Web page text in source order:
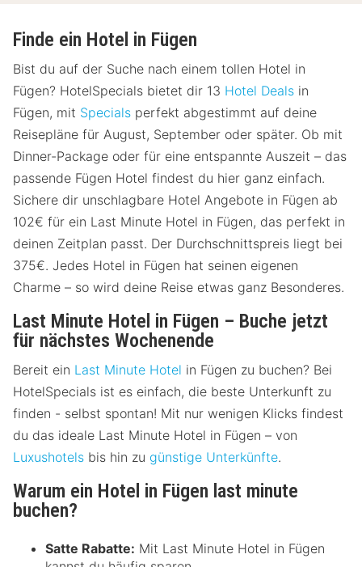
Finde ein Hotel in Fügen
Bist du auf der Suche nach einem tollen Hotel in
Fügen? HotelSpecials bietet dir 13 Hotel Deals in
Fügen, mit Specials perfekt abgestimmt auf deine
Reisepläne für August, September oder später. Ob mit
Dinner-Package oder für eine entspannte Auszeit – das
passende Fügen Hotel findest du hier ganz einfach.
Sichere dir unschlagbare Hotel Angebote in Fügen ab
102€ für ein Last Minute Hotel in Fügen, das perfekt in
deinen Zeitplan passt. Der Durchschnittspreis liegt bei
375€. Jedes Hotel in Fügen hat seinen eigenen
Charme – so wird deine Reise etwas ganz Besonderes.
Last Minute Hotel in Fügen – Buche jetzt
für nächstes Wochenende
Bereit ein Last Minute Hotel in Fügen zu buchen? Bei
HotelSpecials ist es einfach, die beste Unterkunft zu
finden - selbst spontan! Mit nur wenigen Klicks findest
du das ideale Last Minute Hotel in Fügen – von
Luxushotels bis hin zu günstige Unterkünfte.
Warum ein Hotel in Fügen last minute
buchen?
Satte Rabatte: Mit Last Minute Hotel in Fügen